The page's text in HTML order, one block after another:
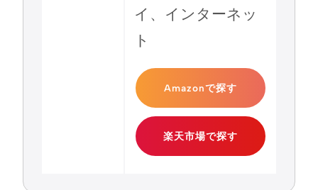
イ、インターネッ
ト
Amazonで探す
楽天市場で探す